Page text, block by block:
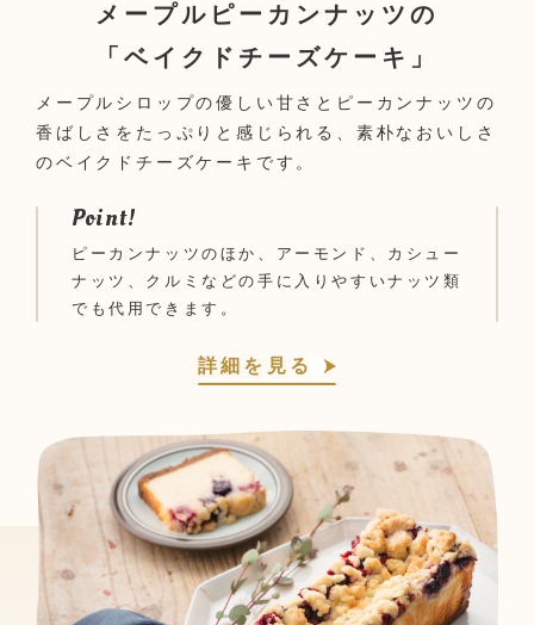
メープルピーカンナッツの
「ベイクドチーズケーキ」
メープルシロップの優しい甘さとピーカンナッツの
香ばしさをたっぷりと感じられる、素朴なおいしさ
のベイクドチーズケーキです。
Point!
ピーカンナッツのほか、アーモンド、カシュー
ナッツ、クルミなどの手に入りやすいナッツ類
でも代用できます。
詳細を見る